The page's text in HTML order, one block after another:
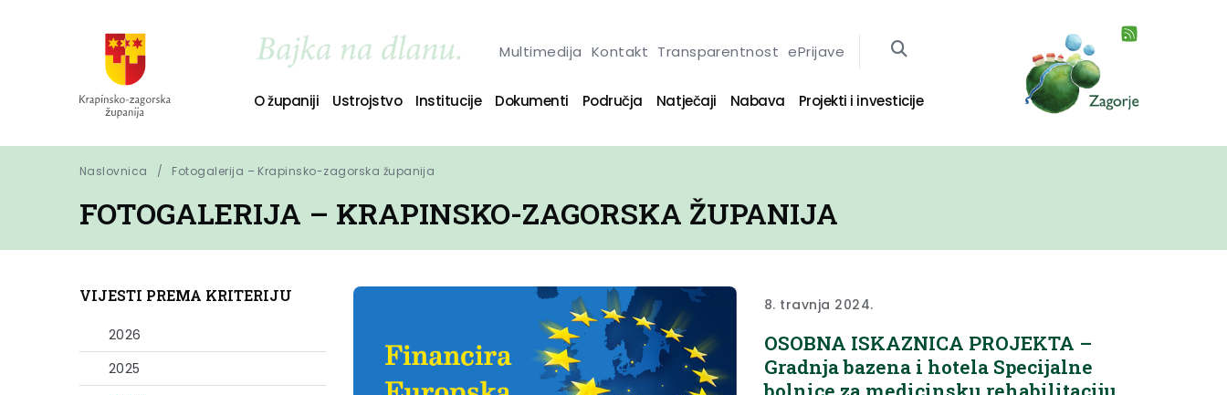
Multimedija Kontakt Transparentnost ePrijave
O županiji Ustrojstvo Institucije Dokumenti Područja Natječaji Nabava Projekti i investicije
Naslovnica Fotogalerija – Krapinsko-zagorska županija
FOTOGALERIJA – KRAPINSKO-ZAGORSKA ŽUPANIJA
VIJESTI PREMA KRITERIJU
2026
2025
8. travnja 2024.
OSOBNA ISKAZNICA PROJEKTA –
Gradnja bazena i hotela Specijalne